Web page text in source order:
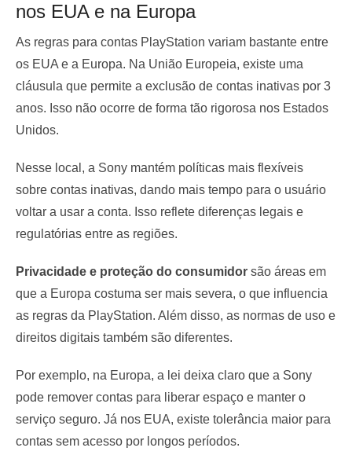
nos EUA e na Europa
As regras para contas PlayStation variam bastante entre
os EUA e a Europa. Na União Europeia, existe uma
cláusula que permite a exclusão de contas inativas por 3
anos. Isso não ocorre de forma tão rigorosa nos Estados
Unidos.
Nesse local, a Sony mantém políticas mais flexíveis
sobre contas inativas, dando mais tempo para o usuário
voltar a usar a conta. Isso reflete diferenças legais e
regulatórias entre as regiões.
Privacidade e proteção do consumidor são áreas em
que a Europa costuma ser mais severa, o que influencia
as regras da PlayStation. Além disso, as normas de uso e
direitos digitais também são diferentes.
Por exemplo, na Europa, a lei deixa claro que a Sony
pode remover contas para liberar espaço e manter o
serviço seguro. Já nos EUA, existe tolerância maior para
contas sem acesso por longos períodos.